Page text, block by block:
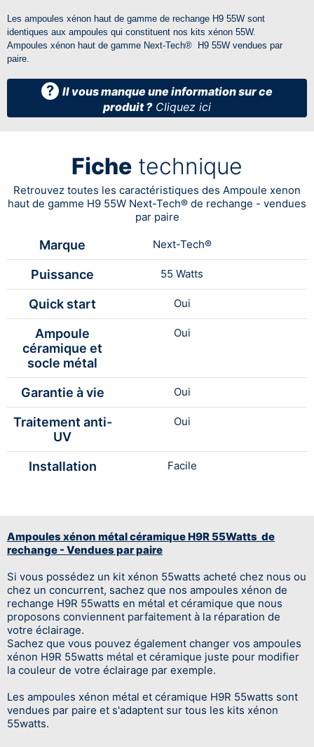
Les ampoules xénon haut de gamme de rechange H9 55W sont
identiques aux ampoules qui constituent nos kits xénon 55W.
Ampoules xénon haut de gamme Next-Tech® H9 55W vendues par
paire.
? Il vous manque une information sur ce
produit ? Cliquez ici
Fiche technique
Retrouvez toutes les caractéristiques des Ampoule xenon
haut de gamme H9 55W Next-Tech® de rechange - vendues
par paire
Marque Next-Tech®
Puissance 55 Watts
Quick start Oui
Ampoule
céramique et
socle métal
Oui
Garantie à vie Oui
Traitement anti-
UV
Oui
Installation Facile
Ampoules xénon métal céramique H9R 55Watts de
rechange - Vendues par paire
Si vous possédez un kit xénon 55watts acheté chez nous ou
chez un concurrent, sachez que nos ampoules xénon de
rechange H9R 55watts en métal et céramique que nous
proposons conviennent parfaitement à la réparation de
votre éclairage.
Sachez que vous pouvez également changer vos ampoules
xénon H9R 55watts métal et céramique juste pour modifier
la couleur de votre éclairage par exemple.
Les ampoules xénon métal et céramique H9R 55watts sont
vendues par paire et s'adaptent sur tous les kits xénon
55watts.